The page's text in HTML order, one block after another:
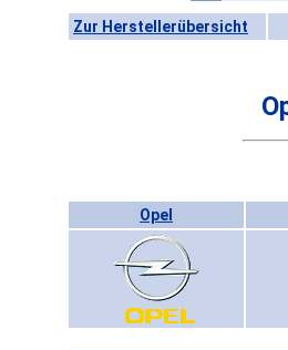
Zur Herstellerübersicht
Opel